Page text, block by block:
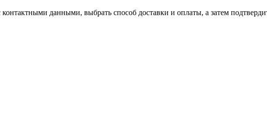
данными, выбрать способ доставки и оплаты, а затем